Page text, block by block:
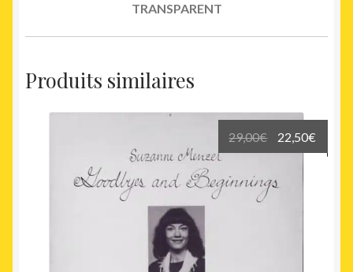
TRANSPARENT
Produits similaires
29,00€
Le
prix
22,50€
prix